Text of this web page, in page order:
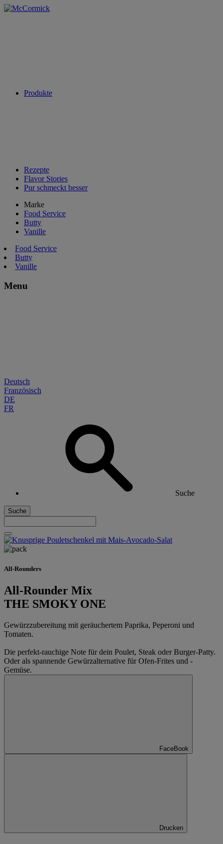
Produkte
Rezepte
Flavor Stories
Pur schmeckt besser
Marke
Food Service
Butty
Vanille
Food Service
Butty
Vanille
Menu
Deutsch
Französisch
DE
FR
Suche
Suche
All-Rounders
All-Rounder Mix
THE SMOKY ONE
Gewürzzubereitung mit geräuchertem Paprika, Peperoni und
Tomaten.
Die perfekt-rauchige Note für dein Poulet, Steak oder Burger-Patty.
Oder als spannende Gewürzalternative für Ofen-Frites und -
Gemüse.
FaceBook
Drucken